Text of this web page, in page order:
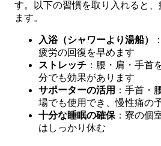
す。以下の習慣を取り入れると
ます。
入浴（シャワーより湯船）
疲労の回復を早めます
ストレッチ ：腰・肩・手首
分でも効果があります
サポーターの活用 ：手首・
場でも使用でき、慢性痛の
十分な睡眠の確保：寮の個
はしっかり休む